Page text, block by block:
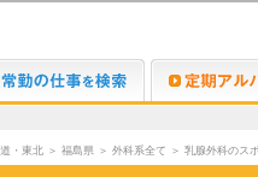
Dr.転職なび
・東北 ＞ 福島県 ＞ 外科系全て ＞ 乳腺外科のス